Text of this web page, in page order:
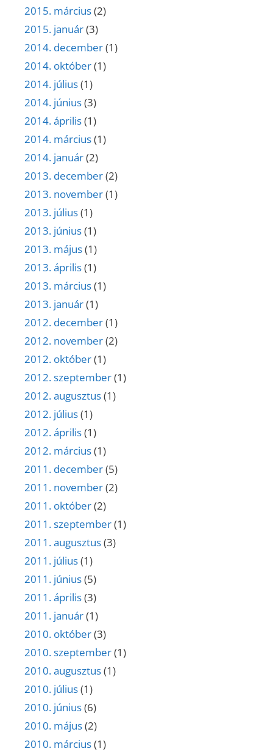
2015. március(2)
2015. január(3)
2014. december(1)
2014. október(1)
2014. július(1)
2014. június(3)
2014. április(1)
2014. március(1)
2014. január(2)
2013. december(2)
2013. november(1)
2013. július(1)
2013. június(1)
2013. május(1)
2013. április(1)
2013. március(1)
2013. január(1)
2012. december(1)
2012. november(2)
2012. október(1)
2012. szeptember(1)
2012. augusztus(1)
2012. július(1)
2012. április(1)
2012. március(1)
2011. december(5)
2011. november(2)
2011. október(2)
2011. szeptember(1)
2011. augusztus(3)
2011. július(1)
2011. június(5)
2011. április(3)
2011. január(1)
2010. október(3)
2010. szeptember(1)
2010. augusztus(1)
2010. július(1)
2010. június(6)
2010. május(2)
2010. március(1)